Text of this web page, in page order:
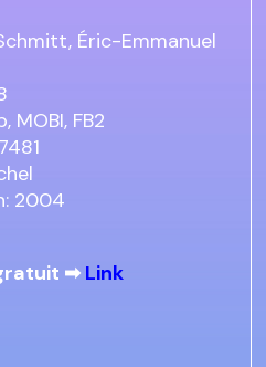
Éric-Emmanuel
MOBI, FB2
2004
➡ Link